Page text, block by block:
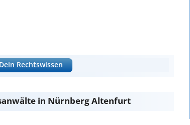
Rechtswissen
in Nürnberg Altenfurt